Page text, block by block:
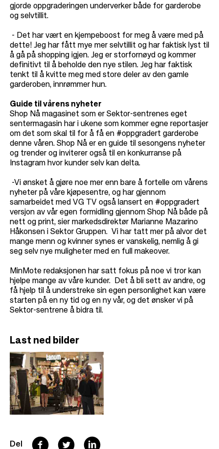
gjorde oppgraderingen underverker både for garderobe
og selvtillit.
- Det har vært en kjempeboost for meg å være med på
dette! Jeg har fått mye mer selvtillit og har faktisk lyst til
å gå på shopping igjen. Jeg er storfornøyd og kommer
definitivt til å beholde den nye stilen. Jeg har faktisk
tenkt til å kvitte meg med store deler av den gamle
garderoben, innrømmer hun.
Guide til vårens nyheter
Shop Nå magasinet som er Sektor-sentrenes eget
sentermagasin har i ukene som kommer egne reportasjer
om det som skal til for å få en #oppgradert garderobe
denne våren. Shop Nå er en guide til sesongens nyheter
og trender og inviterer også til en konkurranse på
Instagram hvor kunder selv kan delta.
-Vi ønsket å gjøre noe mer enn bare å fortelle om vårens
nyheter på våre kjøpesentre, og har gjennom
samarbeidet med VG TV også lansert en #oppgradert
versjon av vår egen formidling gjennom Shop Nå både på
nett og print, sier markedsdirektør Marianne Mazarino
Håkonsen i Sektor Gruppen. Vi har tatt mer på alvor det
mange menn og kvinner synes er vanskelig, nemlig å gi
seg selv nye muligheter med en full makeover.
MinMote redaksjonen har satt fokus på noe vi tror kan
hjelpe mange av våre kunder. Det å bli sett av andre, og
få hjelp til å understreke sin egen personlighet kan være
starten på en ny tid og en ny vår, og det ønsker vi på
Sektor-sentrene å bidra til.
Last ned bilder
Del F T L